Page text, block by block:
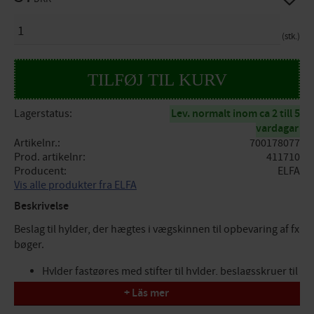
stk.
Lagerstatus
Lev. normalt inom ca 2 till 5
vardagar
Artikelnr.
700178077
Prod. artikelnr
411710
Producent
ELFA
Vis alle produkter fra ELFA
Beskrivelse
Beslag til hylder, der hægtes i vægskinnen til opbevaring af fx
bøger.
Hylder fastgøres med stifter til hylder, beslagsskruer til
hylder eller samlingsbeslag til hylder.
+ Läs mer